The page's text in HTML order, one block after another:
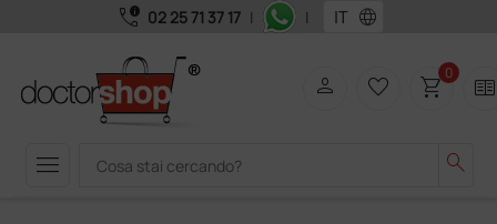
call_quality 02 25 71 37 17 | | language
menu search
person favorite_border shopping_cart0 two_pager